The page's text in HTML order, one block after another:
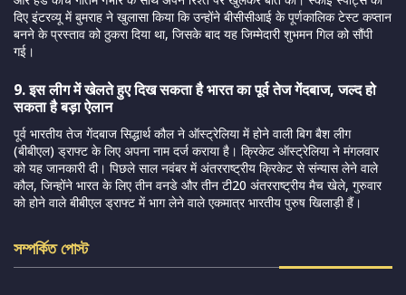
दिए इंटरव्यू में बुमराह ने खुलासा किया कि उन्होंने बीसीसीआई के पूर्णकालिक टेस्ट कप्तान
बनने के प्रस्ताव को ठुकरा दिया था, जिसके बाद यह जिम्मेदारी शुभमन गिल को सौंपी
गई।
9. इस लीग में खेलते हुए दिख सकता है भारत का पूर्व तेज गेंदबाज, जल्द हो
सकता है बड़ा ऐलान
पूर्व भारतीय तेज गेंदबाज सिद्धार्थ कौल ने ऑस्ट्रेलिया में होने वाली बिग बैश लीग
(बीबीएल) ड्राफ्ट के लिए अपना नाम दर्ज कराया है। क्रिकेट ऑस्ट्रेलिया ने मंगलवार
को यह जानकारी दी। पिछले साल नवंबर में अंतरराष्ट्रीय क्रिकेट से संन्यास लेने वाले
कौल, जिन्होंने भारत के लिए तीन वनडे और तीन टी20 अंतरराष्ट्रीय मैच खेले, गुरुवार
को होने वाले बीबीएल ड्राफ्ट में भाग लेने वाले एकमात्र भारतीय पुरुष खिलाड़ी हैं।
সম্পর্কিত পোস্ট